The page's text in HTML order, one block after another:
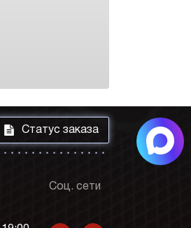
i Статус заказа
Соц. сети